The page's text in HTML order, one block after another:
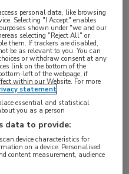
op 7 oktober
Award uitgereikt
Oogheelkunde in
projectleider Sjoerd
tot verduurzaming
moment. Elferink:
personal data, like browsing
Selecting "I Accept" enables
shown under "we and our
selecting "Reject All" or
them. If trackers are disabled,
be as relevant to you. You can
or withdraw consent at any
link on the bottom of the
left of the webpage, if
within our Website. For more
statement
essential and statistical
you as a person
data to provide:
device characteristics for
on a device. Personalised
content measurement, audience